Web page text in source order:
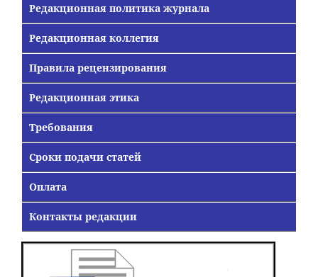
Редакционная политика журнала
Редакционная коллегия
Правила рецензирования
Редакционная этика
Требования
Сроки подачи статей
Оплата
Контакты редакции